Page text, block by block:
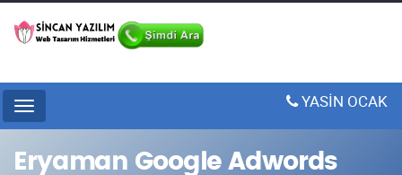
Menu YASİN OCAK
Eryaman Google Adwords